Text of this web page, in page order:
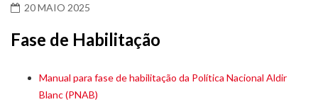
20 MAIO 2025
Fase de Habilitação
Manual para fase de habilitação da Política Nacional Aldir
Blanc (PNAB)